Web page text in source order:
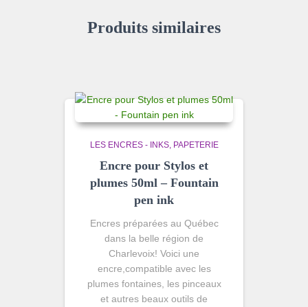
Produits similaires
LES ENCRES - INKS PAPETERIE
Encre pour Stylos et
plumes 50ml – Fountain
pen ink
Encres préparées au Québec
dans la belle région de
Charlevoix! Voici une
encre,compatible avec les
plumes fontaines, les pinceaux
et autres beaux outils de